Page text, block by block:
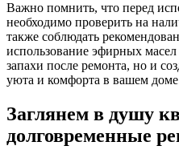
Важно помнить, что перед
необходимо проверить на
также соблюдать
использование эфирных
запахи после ремонта, но и
уюта и комфорта в вашем
Заглянем в душу
долговременные